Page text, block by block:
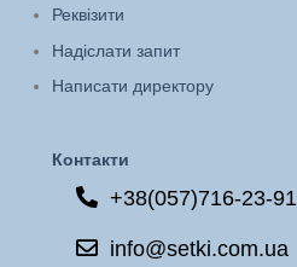
Реквізити
Надіслати запит
Написати директору
Контакти
+38(057)716-23-91
info@setki.com.ua